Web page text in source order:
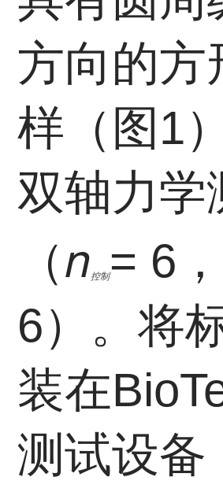
方向的方
样（图1
双轴力学
（n控制= 6，
6）。将
装在
测试设备